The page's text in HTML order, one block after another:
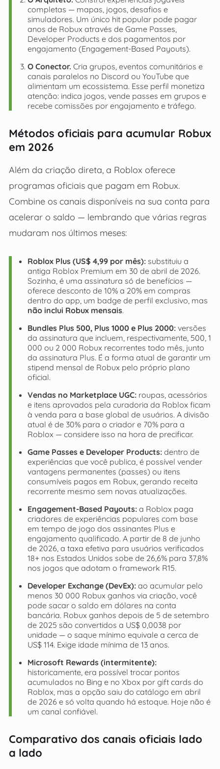
completas — mapas, jogos, desafios e
simuladores. Um único hit popular pode pagar
anos de Robux através de Game Passes,
Developer Products e dos pagamentos por
engajamento (Engagement-Based Payouts).
O Conector. Cria grupos, eventos comunitários e
canais paralelos no Discord ou YouTube que
alimentam um ecossistema. Esse perfil monetiza
atenção: indica jogos, vende passes em grupos e
recebe comissões por engajamento e tráfego.
Métodos oficiais para acumular Robux
em 2026
Além da criação direta, a Roblox oferece
programas oficiais que pagam em Robux.
Combine os canais disponíveis na sua conta para
acelerar o saldo — lembrando que várias regras
mudaram nos últimos meses:
Roblox Plus (US$ 4,99 por mês):substituiu a
antiga Roblox Premium em 30 de abril de 2026.
Sozinha, é uma assinatura só de benefícios —
oferece desconto de 10% a 20% em compras
dentro do app, um badge de perfil exclusivo, mas
não inclui Robux mensais.
Bundles Plus 500, Plus 1000 e Plus 2000:versões
da assinatura que incluem, respectivamente, 500, 1
000 ou 2 000 Robux recorrentes todo mês, junto
da assinatura Plus. É a forma atual de garantir um
stipend mensal de Robux pelo próprio plano
oficial.
Vendas no Marketplace UGC:roupas, acessórios
e itens aprovados pela curadoria da Roblox ficam
à venda para a base global de usuários. A divisão
atual é de 30% para o criador e 70% para a
Roblox — considere isso na hora de precificar.
Game Passes e Developer Products:dentro de
experiências que você publica, é possível vender
vantagens permanentes (passes) ou itens
consumíveis pagos em Robux, gerando receita
recorrente mesmo sem novas atualizações.
Engagement-Based Payouts:a Roblox paga
criadores de experiências populares com base
em tempo de jogo dos assinantes Plus e
engajamento qualificado. A partir de 8 de junho
de 2026, a taxa efetiva para usuários verificados
18+ nos Estados Unidos sobe de 26,6% para 37,8%
nos jogos que adotam o framework R15.
Developer Exchange (DevEx):ao acumular pelo
menos 30 000 Robux ganhos via criação, você
pode sacar o saldo em dólares na conta
bancária. Robux ganhos depois de 5 de setembro
de 2025 são convertidos a US$ 0,0038 por
unidade — o saque mínimo equivale a cerca de
US$ 114. Exige idade mínima de 13 anos.
Microsoft Rewards (intermitente):
historicamente, era possível trocar pontos
acumulados no Bing e no Xbox por gift cards do
Roblox, mas a opção saiu do catálogo em abril
de 2026 e só volta quando há estoque. Hoje não é
um canal confiável.
Comparativo dos canais oficiais lado
a lado